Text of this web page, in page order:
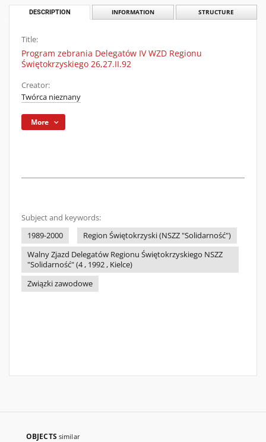
DESCRIPTION INFORMATION STRUCTURE
Title:
Program zebrania Delegatów IV WZD Regionu
Świętokrzyskiego 26,27.II.92
Creator:
Twórca nieznany
More
Subject and keywords:
1989-2000
Region Świętokrzyski (NSZZ "Solidarność")
Walny Zjazd Delegatów Regionu Świętokrzyskiego NSZZ
"Solidarność" (4 , 1992 , Kielce)
Związki zawodowe
OBJECTS similar